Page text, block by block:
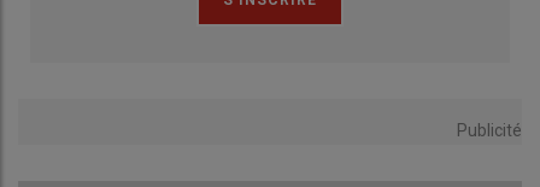
Publicité